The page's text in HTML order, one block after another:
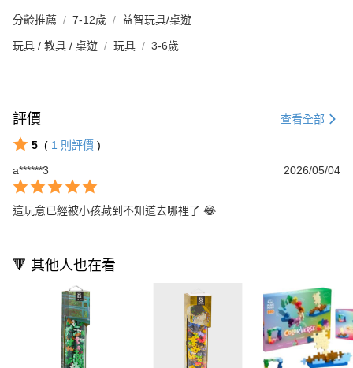
分齡推薦 7-12歲 益智玩具/桌遊
玩具 / 教具 / 桌遊 玩具 3-6歲
評價 查看全部
5 ( 1 則評價 )
a******3
2026/05/04
這玩意已經被小孩藏到不知道去哪裡了 😂
🔻 其他人也在看